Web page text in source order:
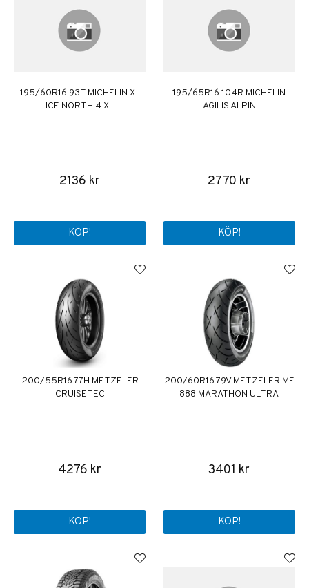
195/60R16 93T MICHELIN X-
ICE NORTH 4 XL
2136 kr
KÖP!
195/65R16 104R MICHELIN
AGILIS ALPIN
2770 kr
KÖP!
200/55R16 77H METZELER
CRUISETEC
4276 kr
KÖP!
200/60R16 79V METZELER ME
888 MARATHON ULTRA
3401 kr
KÖP!